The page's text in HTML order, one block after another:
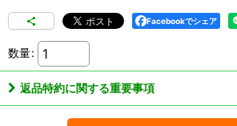
Facebookでシェア
数量:
返品特約に関する重要事項